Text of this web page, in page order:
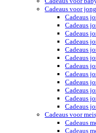
Cadeaus voor
Cadeaus
Cadeaus
Cadeaus
Cadeaus
Cadeaus
Cadeaus
Cadeaus
Cadeaus
Cadeaus
Cadeaus
Cadeaus
Cadeaus
Cadeaus voor
Cadeaus
Cadeaus